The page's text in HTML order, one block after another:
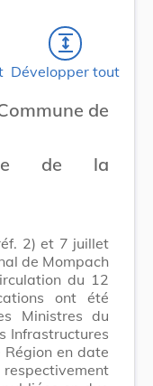
expand
Développer tout
de
de la
2) et 7 juillet
de Mompach
du 12
ont été
Ministres du
Infrastructures
en date